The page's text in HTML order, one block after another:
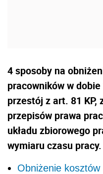
4 sposoby na
pracowników w
przestój z art. 81 KP,
przepisów prawa
układu zbiorowego
wymiaru czasu pracy.
Obniżenie